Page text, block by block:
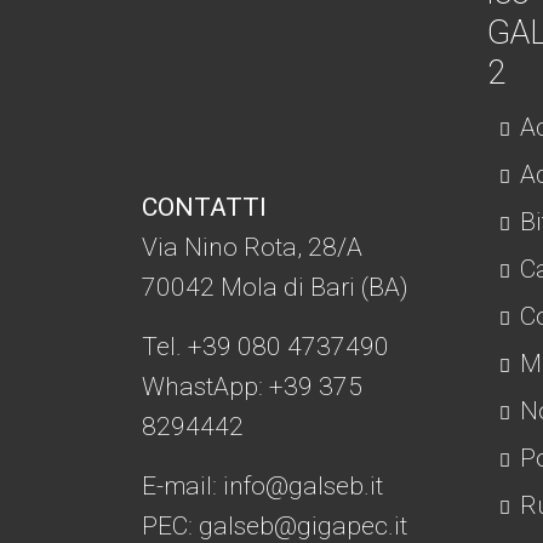
CONTATTI
Via Nino Rota, 28/A
70042 Mola di Bari (BA)
Tel. +39 080 4737490
WhastApp: +39 375
8294442
E-mail: info@galseb.it
PEC: galseb@gigapec.it